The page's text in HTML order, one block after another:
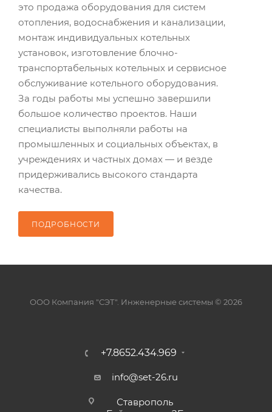
это продажа оборудования для систем
отопления, водоснабжения и канализации,
монтаж индивидуальных котельных
установок, изготовление блочно-
транспортабельных котельных и сервисное
обслуживание котельного оборудования.
За годы работы мы успешно завершили
большое количество проектов. Наши
специалисты выполняли работы на
промышленных и социальных объектах, в
учреждениях и частных домах — и везде
придерживались высокого стандарта
качества.
ПОДРОБНОСТИ
ООО Компания "СЭТ". Инженерные системы © 2026
+7.8652.434.969
info@set-26.ru
Ставрополь